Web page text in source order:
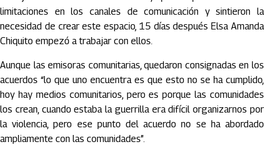
limitaciones en los canales de comunicación y sintieron la
necesidad de crear este espacio, 15 días después Elsa Amanda
Chiquito empezó a trabajar con ellos.
Aunque las emisoras comunitarias, quedaron consignadas en los
acuerdos “lo que uno encuentra es que esto no se ha cumplido,
hoy hay medios comunitarios, pero es porque las comunidades
los crean, cuando estaba la guerrilla era difícil organizarnos por
la violencia, pero ese punto del acuerdo no se ha abordado
ampliamente con las comunidades”.